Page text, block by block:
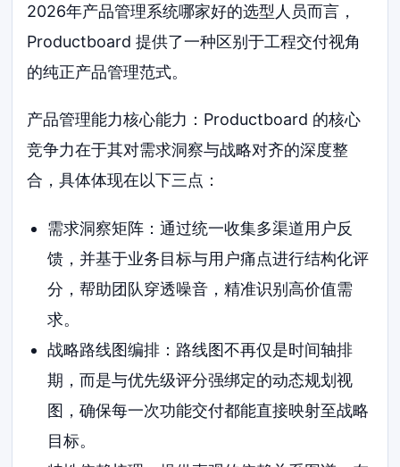
2026年产品管理系统哪家好的选型人员而言，
Productboard 提供了一种区别于工程交付视角
的纯正产品管理范式。
产品管理能力核心能力：Productboard 的核心
竞争力在于其对需求洞察与战略对齐的深度整
合，具体体现在以下三点：
需求洞察矩阵：通过统一收集多渠道用户反
馈，并基于业务目标与用户痛点进行结构化评
分，帮助团队穿透噪音，精准识别高价值需
求。
战略路线图编排：路线图不再仅是时间轴排
期，而是与优先级评分强绑定的动态规划视
图，确保每一次功能交付都能直接映射至战略
目标。